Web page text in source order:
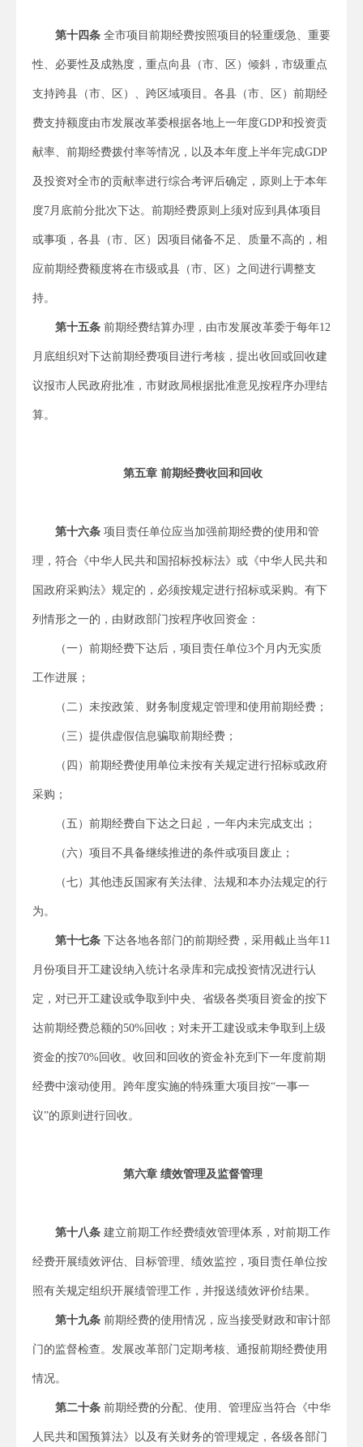
第十四条 全市项目前期经费按照项目的轻重缓急、重要
性、必要性及成熟度，重点向县（市、区）倾斜，市级重点
支持跨县（市、区）、跨区域项目。各县（市、区）前期经
费支持额度由市发展改革委根据各地上一年度GDP和投资贡
献率、前期经费拨付率等情况，以及本年度上半年完成GDP
及投资对全市的贡献率进行综合考评后确定，原则上于本年
度7月底前分批次下达。前期经费原则上须对应到具体项目
或事项，各县（市、区）因项目储备不足、质量不高的，相
应前期经费额度将在市级或县（市、区）之间进行调整支
持。
第十五条 前期经费结算办理，由市发展改革委于每年12
月底组织对下达前期经费项目进行考核，提出收回或回收建
议报市人民政府批准，市财政局根据批准意见按程序办理结
算。
第五章 前期经费收回和回收
第十六条 项目责任单位应当加强前期经费的使用和管
理，符合《中华人民共和国招标投标法》或《中华人民共和
国政府采购法》规定的，必须按规定进行招标或采购。有下
列情形之一的，由财政部门按程序收回资金：
（一）前期经费下达后，项目责任单位3个月内无实质
工作进展；
（二）未按政策、财务制度规定管理和使用前期经费；
（三）提供虚假信息骗取前期经费；
（四）前期经费使用单位未按有关规定进行招标或政府
采购；
（五）前期经费自下达之日起，一年内未完成支出；
（六）项目不具备继续推进的条件或项目废止；
（七）其他违反国家有关法律、法规和本办法规定的行
为。
第十七条 下达各地各部门的前期经费，采用截止当年11
月份项目开工建设纳入统计名录库和完成投资情况进行认
定，对已开工建设或争取到中央、省级各类项目资金的按下
达前期经费总额的50%回收；对未开工建设或未争取到上级
资金的按70%回收。收回和回收的资金补充到下一年度前期
经费中滚动使用。跨年度实施的特殊重大项目按“一事一
议”的原则进行回收。
第六章 绩效管理及监督管理
第十八条 建立前期工作经费绩效管理体系，对前期工作
经费开展绩效评估、目标管理、绩效监控，项目责任单位按
照有关规定组织开展绩管理工作，并报送绩效评价结果。
第十九条 前期经费的使用情况，应当接受财政和审计部
门的监督检查。发展改革部门定期考核、通报前期经费使用
情况。
第二十条 前期经费的分配、使用、管理应当符合《中华
人民共和国预算法》以及有关财务的管理规定，各级各部门